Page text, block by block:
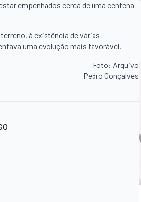
empenhados cerca de uma centena
à existência de várias
uma evolução mais favorável.
Foto: Arquivo
Pedro Gonçalves